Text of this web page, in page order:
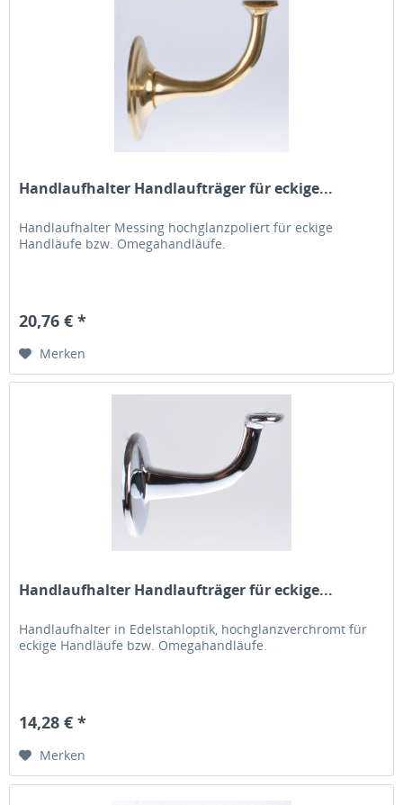
Handlaufhalter Handlaufträger für eckige...
Handlaufhalter Messing hochglanzpoliert für eckige
Handläufe bzw. Omegahandläufe.
20,76 € *
Merken
Handlaufhalter Handlaufträger für eckige...
Handlaufhalter in Edelstahloptik, hochglanzverchromt für
eckige Handläufe bzw. Omegahandläufe.
14,28 € *
Merken